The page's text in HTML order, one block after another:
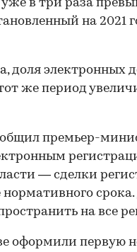
в три раза
на 2021
доля электронных
же период
премьер-
— сделки
на все
оформили первую